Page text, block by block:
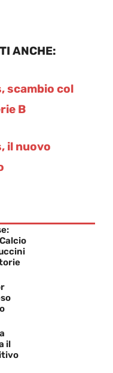
ANCHE:
scambio col
B
il nuovo
il